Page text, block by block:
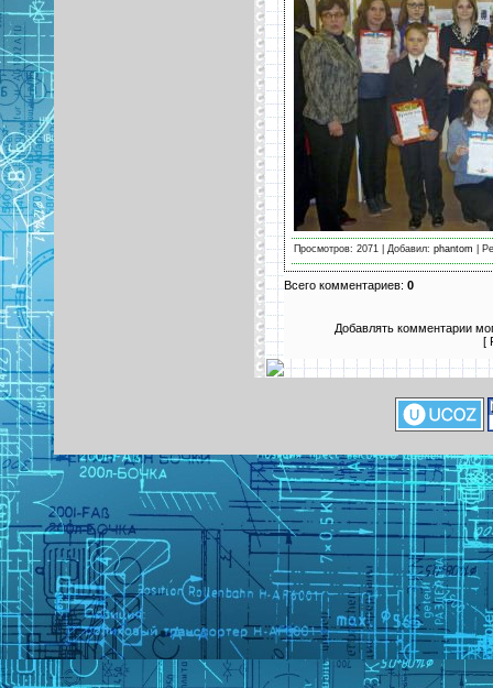
Просмотров: 2071 | Добавил: phantom |
Всего комментариев: 0
Добавлять комментарии
[